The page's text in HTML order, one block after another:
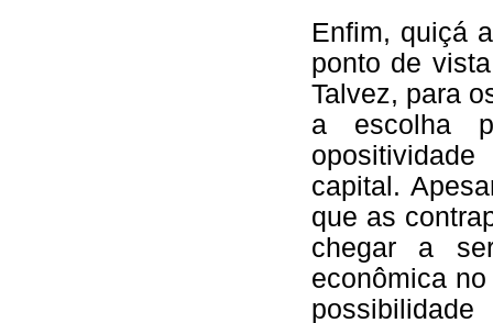
Enfim, quiçá
ponto de
Talvez, para
a escolha
capital.
que as
chegar a
econômica